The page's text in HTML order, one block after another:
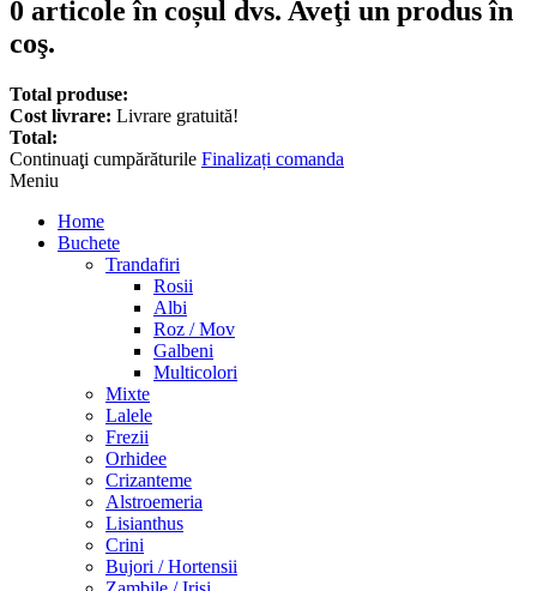
0 articole în coșul dvs. Aveţi un produs în
coş.
Total produse:
Cost livrare: Livrare gratuită!
Total:
Continuaţi cumpărăturile Finalizați comanda
Meniu
Home
Buchete
Trandafiri
Rosii
Albi
Roz / Mov
Galbeni
Multicolori
Mixte
Lalele
Frezii
Orhidee
Crizanteme
Alstroemeria
Lisianthus
Crini
Bujori / Hortensii